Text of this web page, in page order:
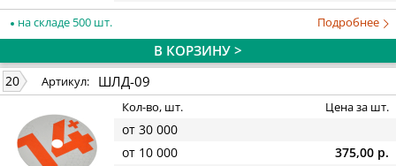
на складе 500 шт. Подробнее
В КОРЗИНУ >
20 Артикул: ШЛД-09
Кол-во, шт. Цена за шт.
от 30 000
от 10 000
375,00 р.